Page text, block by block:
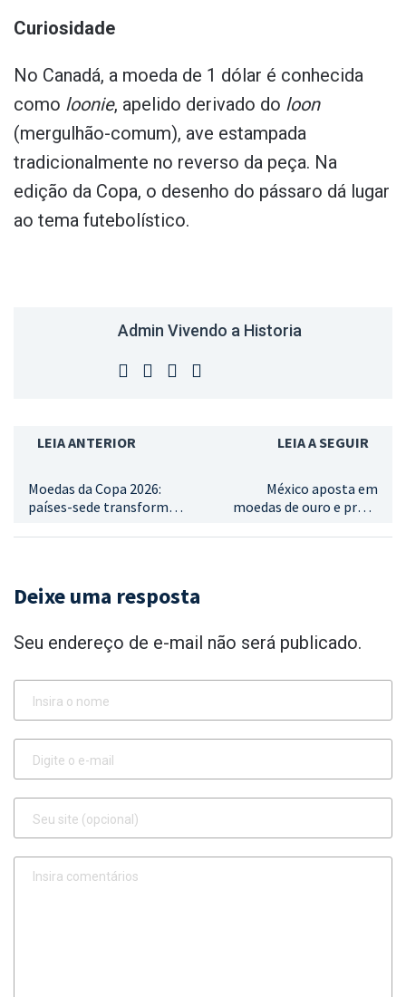
Curiosidade
No Canadá, a moeda de 1 dólar é conhecida
como loonie, apelido derivado do loon
(mergulhão-comum), ave estampada
tradicionalmente no reverso da peça. Na
edição da Copa, o desenho do pássaro dá lugar
ao tema futebolístico.
Admin Vivendo a Historia
LEIA ANTERIOR
Moedas da Copa 2026:
países-sede transformam
itens de coleção! alguma
LEIA A SEGUIR
México aposta em
moedas de ouro e prata
Deixe uma resposta
Seu endereço de e-mail não será publicado.